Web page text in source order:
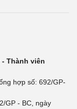
Thành viên
hợp số: 692/GP-
GP - BC, ngày